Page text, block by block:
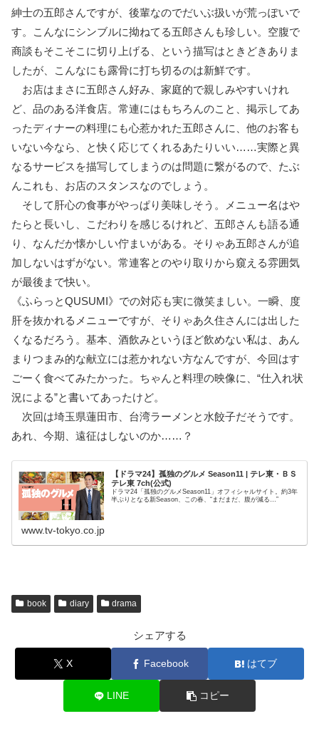
紳士の五郎さんですが、後輩なのでだいぶ扱いが荒っぽいで
す。こんなにシンブルに拗ねてる五郎さんも珍しい。空腹で
商談もそこそこに切り上げる、という描写はときどきありま
したが、こんなにも露骨に打ち切るのは新鮮です。
お店はまさに五郎さん好み、家庭的で親しみやすいけれ
ど、品のある洋食店。常連にはもちろんのこと、掲示してあ
ったディナーの料理にも心惹かれた五郎さんに、他のお客も
いない今なら、と快く応じてくれるあたりいい……実際と異
なるサービスを描写してしまうのは問題に繋がるので、たぶ
んこれも、お店のスタンスなのでしょう。
そして肝心の食事がやっぱり美味しそう。メニュー名はや
たらと長いし、こだわりを感じるけれど、五郎さんも語る通
り、なんだか懐かしい佇まいがある。そりゃあ五郎さんが追
加しないはずがない。常連客とのやり取りから窺える雰囲気
が最後まで快い。
《ふらっとQUSUMI》での対応も実に微笑ましい。一瞬、度
肝を抜かれるメニューですが、そりゃあ久住さんには出した
くなるだろう。基本、酒飲みというほど飲めない私は、あん
まりつまみ的な献立には惹かれない方なんですが、今回はす
ごーく食べてみたかった。ちゃんと料理の映像に、“仕入れ状
況による”と書いてあったけど。
次回は埼玉県蓮田市、台湾ラーメンと水餃子だそうです。
あれ、今期、遠征はしないのか……？
【ドラマ24】孤独のグルメ Season11 | テレ東・ＢＳ
テレ東 7ch(公式)
ドラマ24「孤独のグルメSeason11」オフィシャルサイト。約3年
半ぶりとなる新Season、この春、“まだまだ、腹が減る…”
www.tv-tokyo.co.jp
book diary drama
シェアする
X Facebook はてブ
LINE コピー